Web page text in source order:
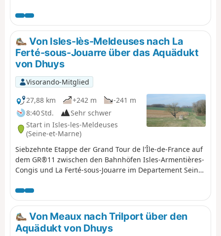
Naturschutzgebiet.
Von Isles-lès-Meldeuses nach La
Ferté-sous-Jouarre über das Aquädukt
von Dhuys
Visorando-Mitglied
27,88 km
+242 m
-241 m
8:40 Std.
Sehr schwer
Start in Isles-les-Meldeuses
(Seine-et-Marne)
Siebzehnte Etappe der Grand Tour de l'Île-de-France auf
dem GR®11 zwischen den Bahnhöfen Isles-Armentières-
Congis und La Ferté-sous-Jouarre im Departement Seine-
durch das Marne-Tal, das vom südlichen Plateau
(Ausläufer der Brie) aus entlanggewandert wird.
Außerdem folgt der GR® auf mehr als der Hälfte der
Strecke dem Verlauf des Aquädukts von Dhuys, was
einen ebenen und somit relativ einfachen Weg
Von Meaux nach Trilport über den
Aquädukt von Dhuys